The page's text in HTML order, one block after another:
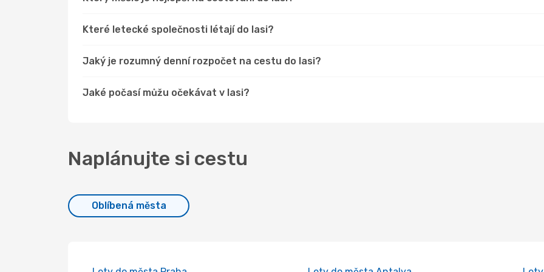
Které letecké společnosti létají do Iasi?
Jaký je rozumný denní rozpočet na cestu do Iasi?
Jaké počasí můžu očekávat v Iasi?
Naplánujte si cestu
Oblíbená města